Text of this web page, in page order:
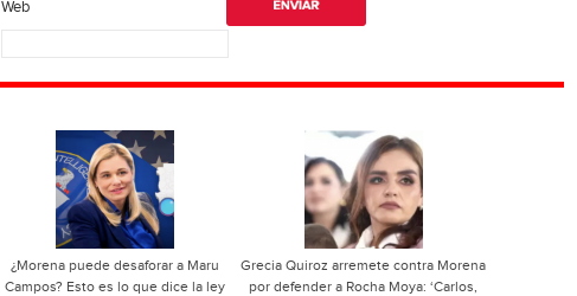
Web
¿Morena puede desaforar a Maru
Campos? Esto es lo que dice la ley
Grecia Quiroz arremete contra Morena
por defender a Rocha Moya: ‘Carlos,